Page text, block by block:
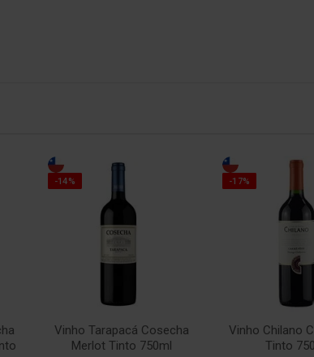
-14%
Vinho Tarapacá Cosecha
Merlot Tinto 750ml
-17%
Vinho Chilano
Tinto